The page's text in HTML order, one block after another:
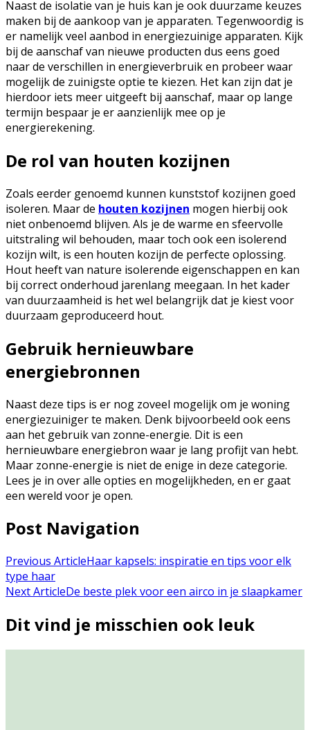
Naast de isolatie van je huis kan je ook duurzame keuzes
maken bij de aankoop van je apparaten. Tegenwoordig is
er namelijk veel aanbod in energiezuinige apparaten. Kijk
bij de aanschaf van nieuwe producten dus eens goed
naar de verschillen in energieverbruik en probeer waar
mogelijk de zuinigste optie te kiezen. Het kan zijn dat je
hierdoor iets meer uitgeeft bij aanschaf, maar op lange
termijn bespaar je er aanzienlijk mee op je
energierekening.
De rol van houten kozijnen
Zoals eerder genoemd kunnen kunststof kozijnen goed
isoleren. Maar de houten kozijnen mogen hierbij ook
niet onbenoemd blijven. Als je de warme en sfeervolle
uitstraling wil behouden, maar toch ook een isolerend
kozijn wilt, is een houten kozijn de perfecte oplossing.
Hout heeft van nature isolerende eigenschappen en kan
bij correct onderhoud jarenlang meegaan. In het kader
van duurzaamheid is het wel belangrijk dat je kiest voor
duurzaam geproduceerd hout.
Gebruik hernieuwbare
energiebronnen
Naast deze tips is er nog zoveel mogelijk om je woning
energiezuiniger te maken. Denk bijvoorbeeld ook eens
aan het gebruik van zonne-energie. Dit is een
hernieuwbare energiebron waar je lang profijt van hebt.
Maar zonne-energie is niet de enige in deze categorie.
Lees je in over alle opties en mogelijkheden, en er gaat
een wereld voor je open.
Post Navigation
Previous ArticleHaar kapsels: inspiratie en tips voor elk
type haar
Next ArticleDe beste plek voor een airco in je slaapkamer
Dit vind je misschien ook leuk